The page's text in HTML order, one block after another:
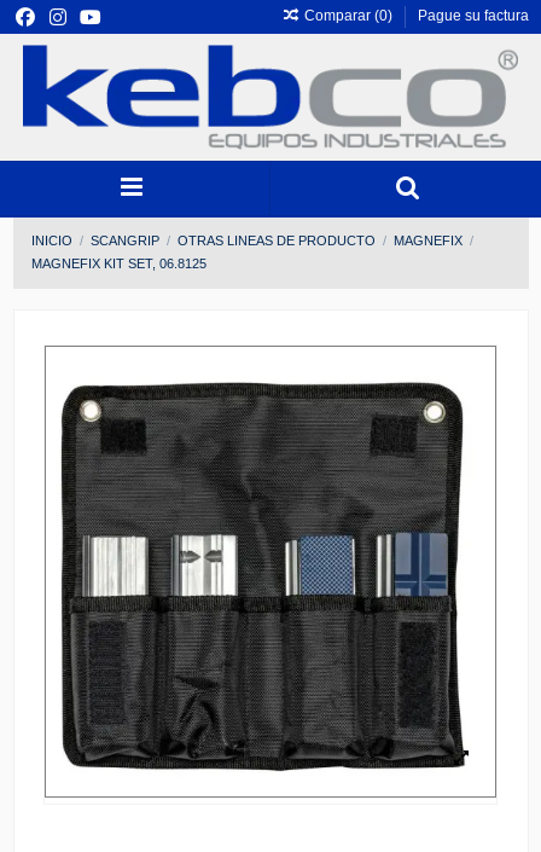
Comparar (0) Pague su factura
INICIO SCANGRIP OTRAS LINEAS DE PRODUCTO
MAGNEFIX
MAGNEFIX KIT SET, 06.8125